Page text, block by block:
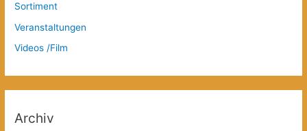
Sortiment
Veranstaltungen
Videos /Film
Archiv